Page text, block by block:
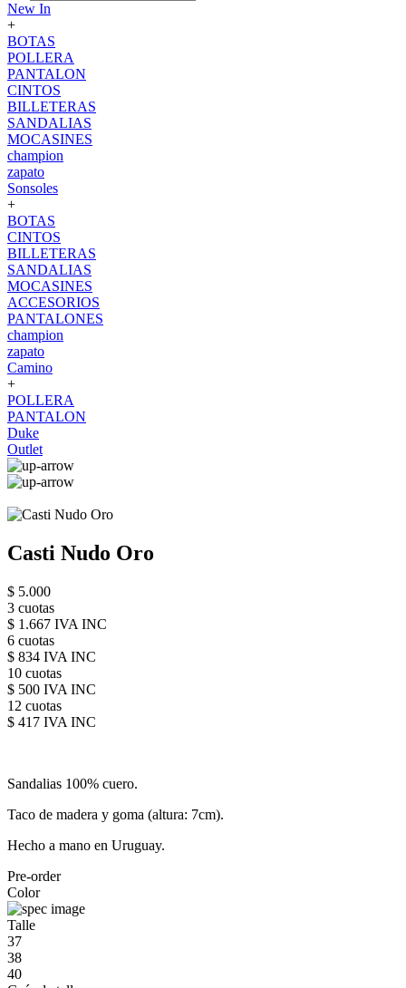
New In
+
BOTAS
POLLERA
PANTALON
CINTOS
BILLETERAS
SANDALIAS
MOCASINES
champion
zapato
Sonsoles
+
BOTAS
CINTOS
BILLETERAS
SANDALIAS
MOCASINES
ACCESORIOS
PANTALONES
champion
zapato
Camino
+
POLLERA
PANTALON
Duke
Outlet
Casti Nudo Oro
$ 5.000
3 cuotas
$ 1.667 IVA INC
6 cuotas
$ 834 IVA INC
10 cuotas
$ 500 IVA INC
12 cuotas
$ 417 IVA INC
Sandalias 100% cuero.
Taco de madera y goma (altura: 7cm).
Hecho a mano en Uruguay.
Pre-order
Color
Talle
37
38
40